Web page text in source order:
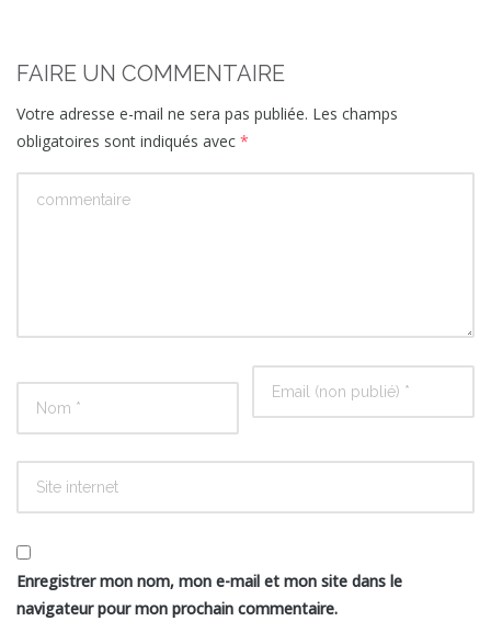
FAIRE UN COMMENTAIRE
Votre adresse e-mail ne sera pas publiée. Les champs
obligatoires sont indiqués avec *
Enregistrer mon nom, mon e-mail et mon site dans le
navigateur pour mon prochain commentaire.